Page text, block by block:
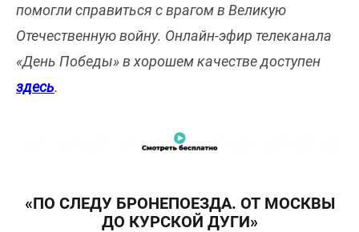
помогли справиться с врагом в Великую
Отечественную войну. Онлайн-эфир телеканала
«День Победы» в хорошем качестве доступен
здесь.
«ПО СЛЕДУ БРОНЕПОЕЗДА. ОТ МОСКВЫ
ДО КУРСКОЙ ДУГИ»